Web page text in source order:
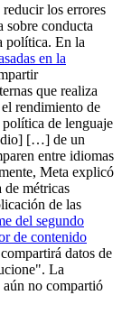
los errores
sobre conducta
política. En la
en la
que realiza
rendimiento de
de lenguaje
[…] de un
entre idiomas
Meta explicó
métricas
de las
del segundo
de contenido
datos de
La
aún no compartió